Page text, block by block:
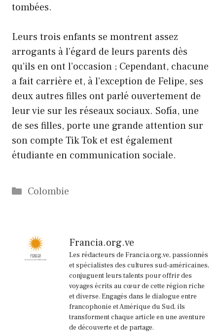
tombées.
Leurs trois enfants se montrent assez
arrogants à l’égard de leurs parents dès
qu’ils en ont l’occasion ; Cependant, chacune
a fait carrière et, à l’exception de Felipe, ses
deux autres filles ont parlé ouvertement de
leur vie sur les réseaux sociaux. Sofía, une
de ses filles, porte une grande attention sur
son compte Tik Tok et est également
étudiante en communication sociale.
Catégories
Colombie
Francia.org.ve
Les rédacteurs de Francia.org.ve, passionnés
et spécialistes des cultures sud-américaines,
conjuguent leurs talents pour offrir des
voyages écrits au cœur de cette région riche
et diverse. Engagés dans le dialogue entre
francophonie et Amérique du Sud, ils
transforment chaque article en une aventure
de découverte et de partage.